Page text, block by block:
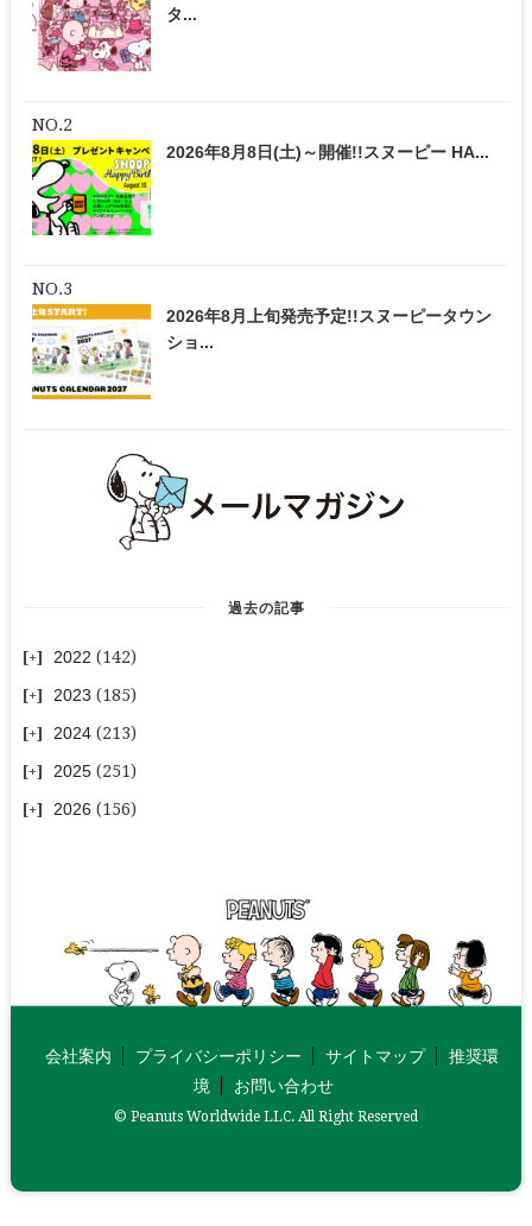
タ...
2026年8月8日(土)～開催!!スヌーピー HA...
2026年8月上旬発売予定!!スヌーピータウン
ショ...
過去の記事
2022 (142)
2023 (185)
2024 (213)
2025 (251)
2026 (156)
会社案内 プライバシーポリシー サイトマップ
推奨環
境
お問い合わせ
© Peanuts Worldwide LLC. All Right Reserved